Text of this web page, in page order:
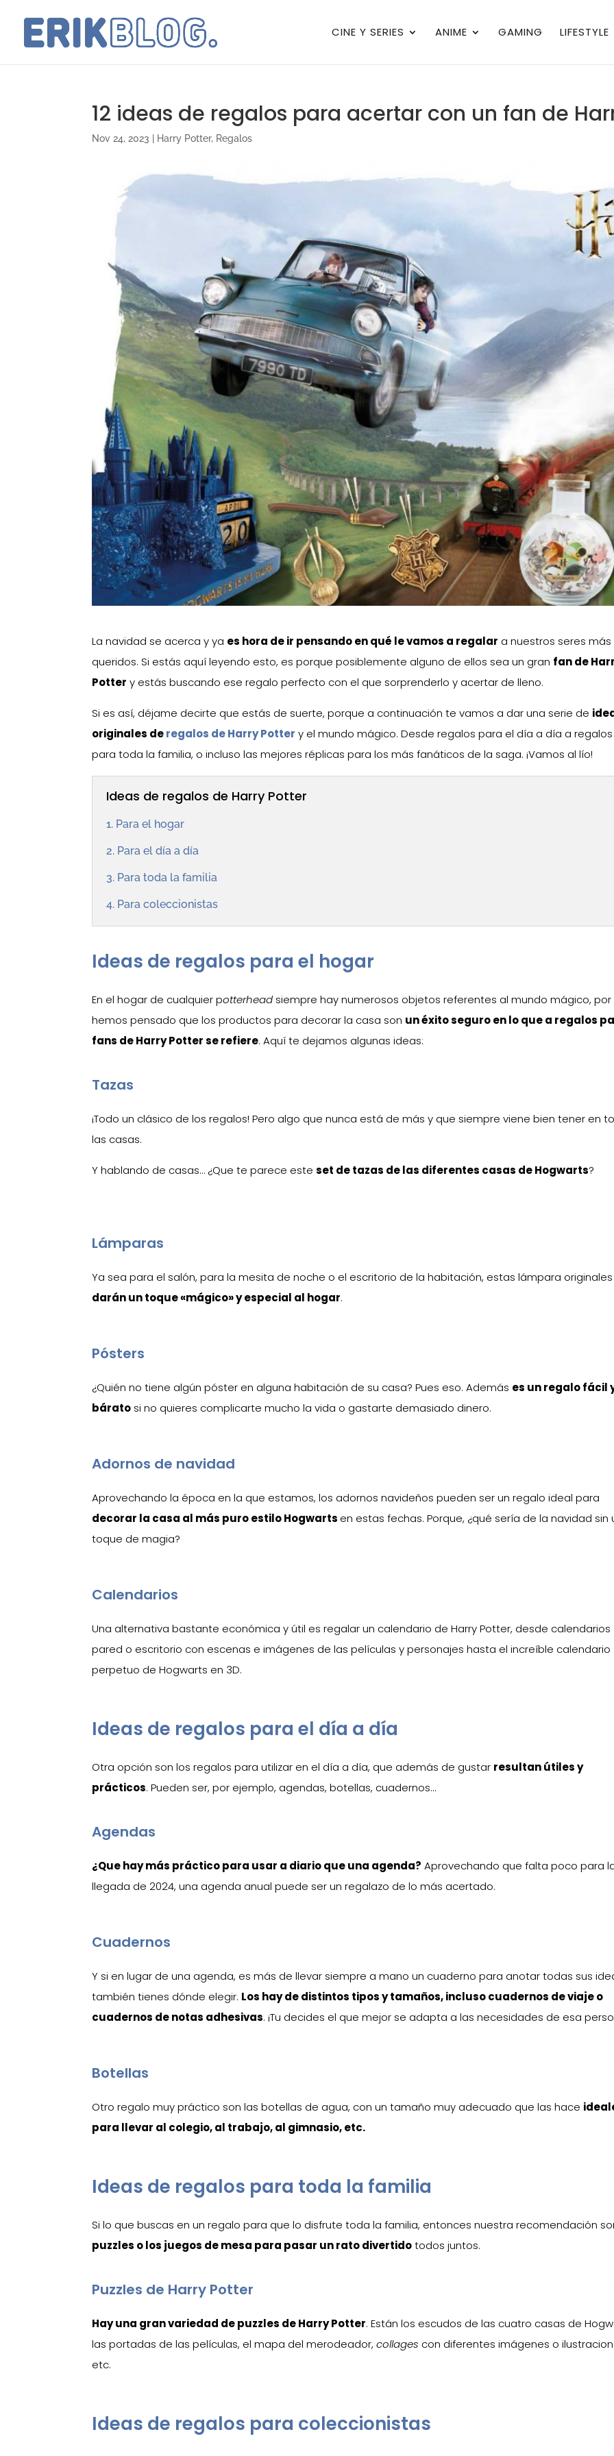
CINE Y SERIES ANIME GAMING LIFESTYLE
12 ideas de regalos para acertar con un fan de
Nov 24, 2023 Harry Potter, Regalos
La navidad se acerca y ya es hora de ir pensando en qué le vamos a regalar a nuestros seres más
queridos. Si estás aquí leyendo esto, es porque posiblemente alguno de ellos sea un gran fan de
Potter y estás buscando ese regalo perfecto con el que sorprenderlo y acertar de lleno.
Si es así, déjame decirte que estás de suerte, porque a continuación te vamos a dar una serie de
originales deregalos de Harry Potter y el mundo mágico. Desde regalos para el día a día a regalos
para toda la familia, o incluso las mejores réplicas para los más fanáticos de la saga. ¡Vamos al lío!
Ideas de regalos de Harry Potter
1. Para el hogar
2. Para el día a día
3. Para toda la familia
4. Para coleccionistas
Ideas de regalos para el hogar
En el hogar de cualquier potterhead siempre hay numerosos objetos referentes al mundo mágico, por
hemos pensado que los productos para decorar la casa son un éxito seguro en lo que a regalos
fans de Harry Potter se refiere. Aquí te dejamos algunas ideas:
Tazas
¡Todo un clásico de los regalos! Pero algo que nunca está de más y que siempre viene bien tener en
las casas.
Y hablando de casas… ¿Que te parece esteset de tazas de las diferentes casas de Hogwarts?
Lámparas
Ya sea para el salón, para la mesita de noche o el escritorio de la habitación, estas lámpara
darán un toque «mágico» y especial al hogar.
Pósters
¿Quién no tiene algún póster en alguna habitación de su casa? Pues eso. Además es un regalo fácil
bárato si no quieres complicarte mucho la vida o gastarte demasiado dinero.
Adornos de navidad
Aprovechando la época en la que estamos, los adornos navideños pueden ser un regalo ideal para
decorar la casa al más puro estilo Hogwarts en estas fechas. Porque, ¿qué sería de la navidad sin
toque de magia?
Calendarios
Una alternativa bastante económica y útil es regalar un calendario de Harry Potter, desde calendarios
pared o escritorio con escenas e imágenes de las películas y personajes hasta el increíble calendario
perpetuo de Hogwarts en 3D.
Ideas de regalos para el día a día
Otra opción son los regalos para utilizar en el día a día, que además de gustar resultan útiles y
prácticos. Pueden ser, por ejemplo, agendas, botellas, cuadernos…
Agendas
¿Que hay más práctico para usar a diario que una agenda? Aprovechando que falta poco para
llegada de 2024, una agenda anual puede ser un regalazo de lo más acertado.
Cuadernos
Y si en lugar de una agenda, es más de llevar siempre a mano un cuaderno para anotar todas sus
también tienes dónde elegir. Los hay de distintos tipos y tamaños, incluso cuadernos de viaje o
cuadernos de notas adhesivas. ¡Tu decides el que mejor se adapta a las necesidades de esa
Botellas
Otro regalo muy práctico son las botellas de agua, con un tamaño muy adecuado que las hace
para llevar al colegio, al trabajo, al gimnasio, etc.
Ideas de regalos para toda la familia
Si lo que buscas en un regalo para que lo disfrute toda la familia, entonces nuestra recomendación
puzzles o los juegos de mesa para pasar un rato divertidotodos juntos.
Puzzles de Harry Potter
Hay una gran variedad de puzzles de Harry Potter. Están los escudos de las cuatro casas de
las portadas de las películas, el mapa del merodeador,collages con diferentes imágenes o
etc.
Ideas de regalos para coleccionistas